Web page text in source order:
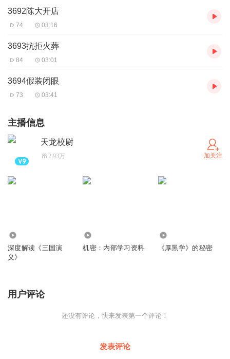
3692陈大开店
74 03:16
3693抗拒火葬
84 03:01
3694假装闭眼
73 03:41
主播信息
天龙校尉
2.93万 加关注
深度解读《三国演
义》
机密：内部学习资料 《厚黑学》的秘密
用户评论
还没有评论，快来发表第一个评论！
发表评论